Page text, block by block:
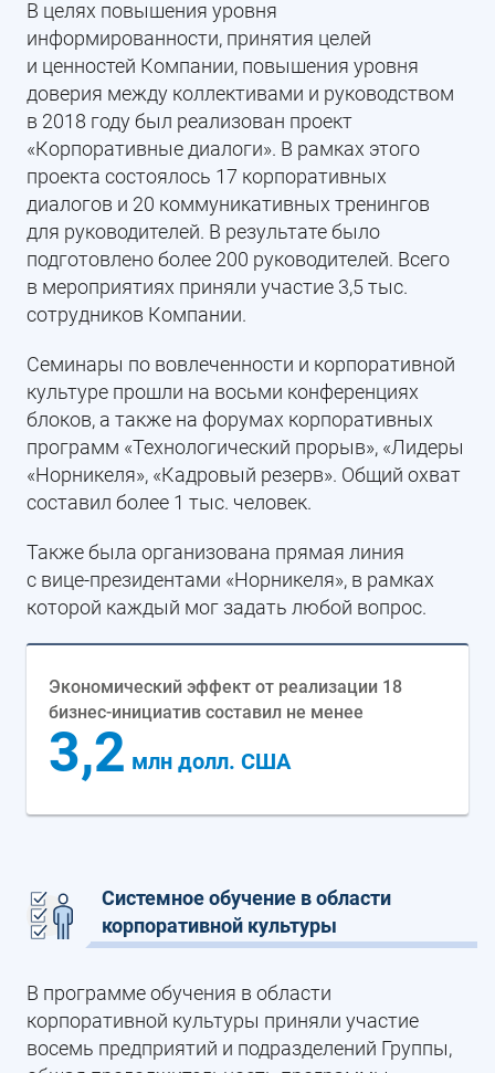
В целях повышения уровня
информированности, принятия целей
и ценностей Компании, повышения уровня
доверия между коллективами и руководством
в 2018 году был реализован проект
«Корпоративные диалоги». В рамках этого
проекта состоялось 17 корпоративных
диалогов и 20 коммуникативных тренингов
для руководителей. В результате было
подготовлено более 200 руководителей. Всего
в мероприятиях приняли участие 3,5 тыс.
сотрудников Компании.
Семинары по вовлеченности и корпоративной
культуре прошли на восьми конференциях
блоков, а также на форумах корпоративных
программ «Технологический прорыв», «Лидеры
«Норникеля», «Кадровый резерв». Общий охват
составил более 1 тыс. человек.
Также была организована прямая линия
с вице-президентами «Норникеля», в рамках
которой каждый мог задать любой вопрос.
Экономический эффект от реализации 18
бизнес-инициатив составил не менее
3,2 млн долл. США
Системное обучение в области
корпоративной культуры
В программе обучения в области
корпоративной культуры приняли участие
восемь предприятий и подразделений Группы,